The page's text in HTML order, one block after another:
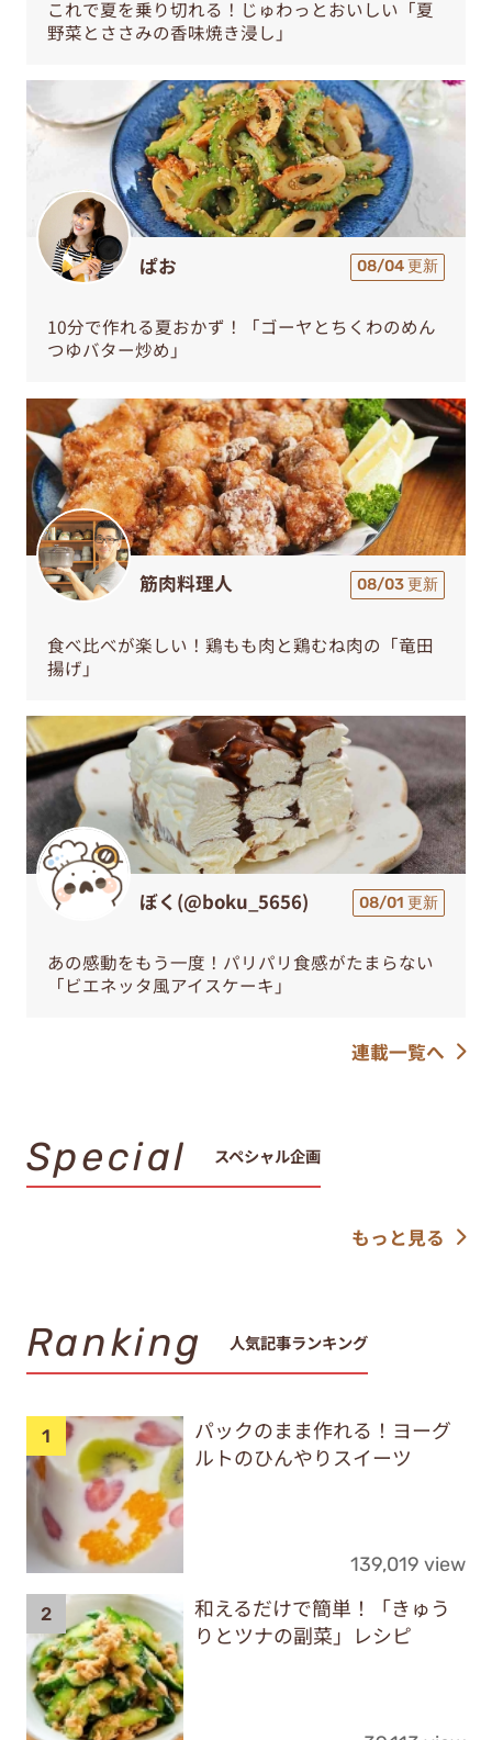
これで夏を乗り切れる！じゅわっとおいしい「夏
野菜とささみの香味焼き浸し」
ぱお 08/04 更新
10分で作れる夏おかず！「ゴーヤとちくわのめん
つゆバター炒め」
筋肉料理人 08/03 更新
食べ比べが楽しい！鶏もも肉と鶏むね肉の「竜田
揚げ」
ぼく(@boku_5656) 08/01 更新
あの感動をもう一度！パリパリ食感がたまらない
「ビエネッタ風アイスケーキ」
連載一覧へ
Special スペシャル企画
もっと見る
Ranking 人気記事ランキング
パックのまま作れる！ヨーグ
ルトのひんやりスイーツ
139,019 view
和えるだけで簡単！「きゅう
りとツナの副菜」レシピ